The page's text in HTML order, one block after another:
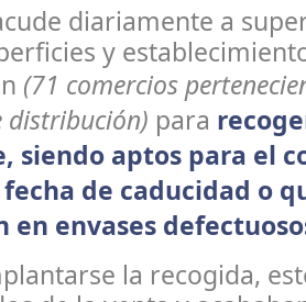
diariamente a
y
(71 comercios
distribución) para
siendo aptos para el
de caducidad o
en envases
la recogida,